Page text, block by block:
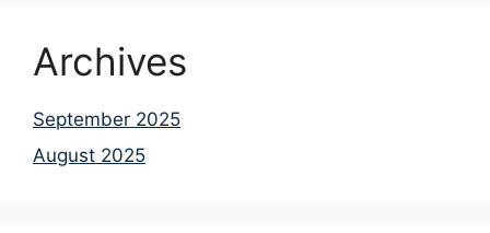
Archives
September 2025
August 2025